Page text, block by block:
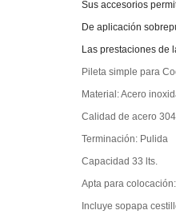
Sus accesorios
De aplicación
Las prestaciones de
Pileta simple para
Material: Acero
Calidad de acero 304
Terminación: Pulida
Capacidad 33 lts.
Apta para
Incluye sopapa